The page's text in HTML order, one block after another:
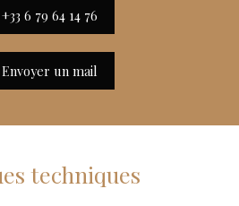
+33 6 79 64 14 76
Envoyer un mail
techniques